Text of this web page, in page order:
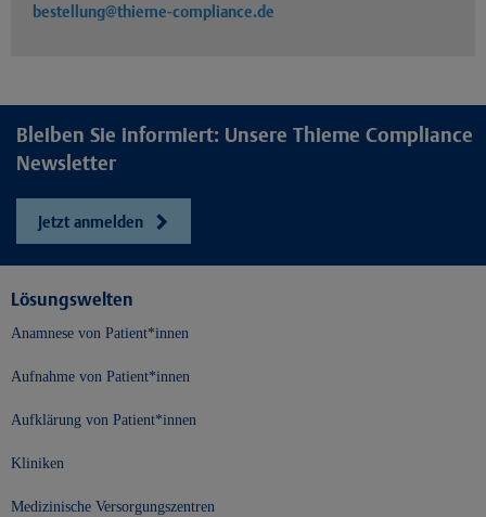
bestellung@thieme-compliance.de
Bleiben Sie informiert: Unsere Thieme Compliance
Newsletter
Jetzt anmelden
Lösungswelten
Anamnese von Patient*innen
Aufnahme von Patient*innen
Aufklärung von Patient*innen
Kliniken
Medizinische Versorgungszentren